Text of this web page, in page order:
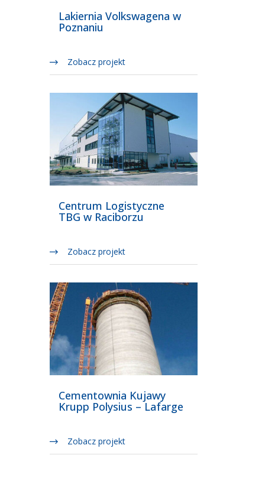
Lakiernia Volkswagena w
Poznaniu
Zobacz projekt
Centrum Logistyczne
TBG w Raciborzu
Zobacz projekt
Cementownia Kujawy
Krupp Polysius – Lafarge
Zobacz projekt